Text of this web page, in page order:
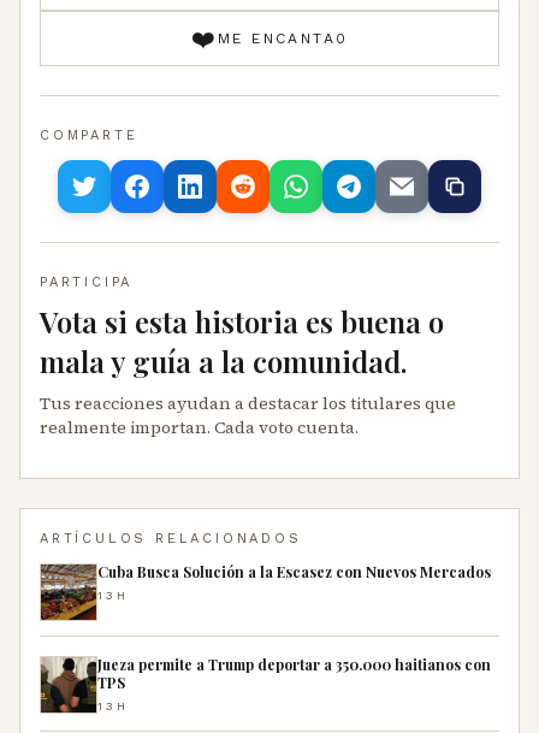
❤️ ME ENCANTA 0
COMPARTE
PARTICIPA
Vota si esta historia es buena o
mala y guía a la comunidad.
Tus reacciones ayudan a destacar los titulares que
realmente importan. Cada voto cuenta.
ARTÍCULOS RELACIONADOS
Cuba Busca Solución a la Escasez con Nuevos Mercados
13H
Jueza permite a Trump deportar a 350.000 haitianos con
TPS
13H